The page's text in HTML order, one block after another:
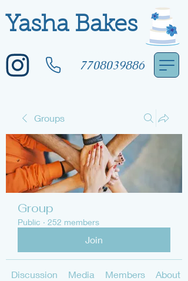
Yasha Bakes
7708039886
Groups
Group
Public · 252 members
Join
Discussion Media Members About